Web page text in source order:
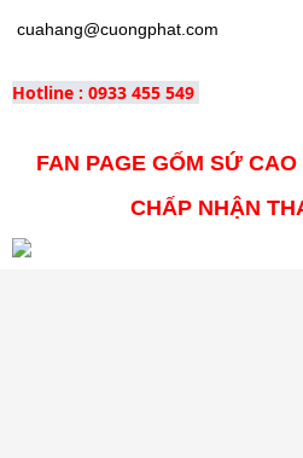
cuahang@cuongphat.com
Hotline : 0933 455 549
FAN PAGE GỐM SỨ
CHẤP NHẬN